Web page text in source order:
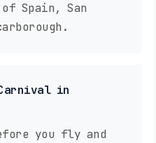
Spain, San
in
you fly and